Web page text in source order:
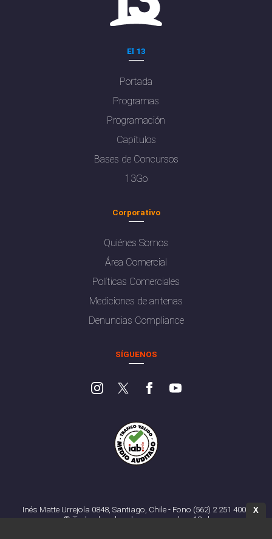
El 13
Portada
Programas
Programación
Capítulos
Bases de Concursos
13Go
Corporativo
Quiénes Somos
Área Comercial
Políticas Comerciales
Mediciones de antenas
Denuncias Compliance
SÍGUENOS
Inés Matte Urrejola 0848, Santiago, Chile - Fono (562) 2 251 4000
© Todos los derechos reservados. 13.cl
X